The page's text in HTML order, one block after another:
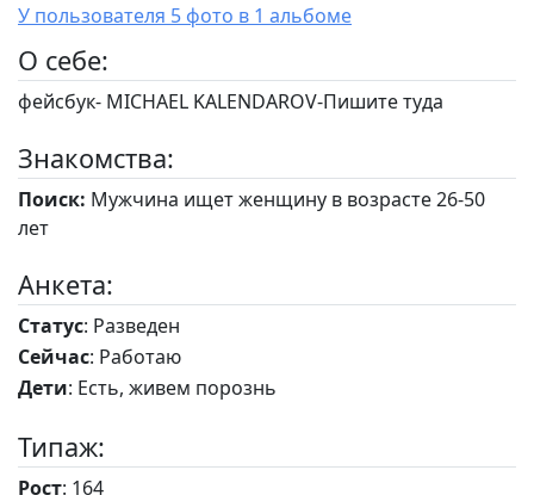
У пользователя 5 фото в 1 альбоме
O себе:
фейсбук- MICHAEL KALENDAROV-Пишите туда
Знакомства:
Поиск: Мужчина ищет женщину в возрасте 26-50
лет
Анкета:
Статус: Разведен
Сейчас: Работаю
Дети: Есть, живем порознь
Типаж:
Рост: 164